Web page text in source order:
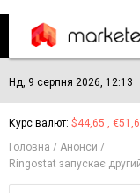
Нд, 9 серпня 2026, 12:13
Курс валют: $44,65 ,
Головна
Анонси
Ringostat запускає